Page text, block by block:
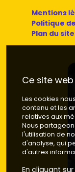
Mentions
Politique
Plan du site
Ce site
Les cookies
contenu et les
relatives aux
Nous
l'utilisation de
d'analyse, qui
d'autres
En cliquant